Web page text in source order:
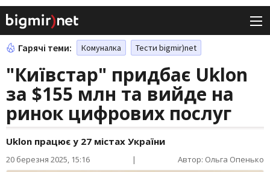
Гарячі теми: Комуналка Тести bigmir)net
"Київстар" придбає Uklon
за $155 млн та вийде на
ринок цифрових послуг
Uklon працює у 27 містах України
20 березня 2025, 15:16 | Автор: Ольга Опенько